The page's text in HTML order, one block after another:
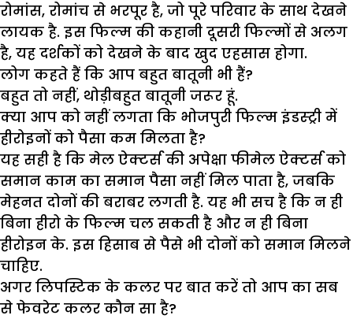
रोमांस, रोमांच से भरपूर है, जो पूरे परिवार के साथ देखने
लायक है. इस फिल्म की कहानी दूसरी फिल्मों से अलग
है, यह दर्शकों को देखने के बाद खुद एहसास होगा.
लोग कहते हैं कि आप बहुत बातूनी भी हैं?
बहुत तो नहीं, थोड़ीबहुत बातूनी जरूर हूं.
क्या आप को नहीं लगता कि भोजपुरी फिल्म इंडस्ट्री में
हीरोइनों को पैसा कम मिलता है?
यह सही है कि मेल ऐक्टर्स की अपेक्षा फीमेल ऐक्टर्स को
समान काम का समान पैसा नहीं मिल पाता है, जबकि
मेहनत दोनों की बराबर लगती है. यह भी सच है कि न ही
बिना हीरो के फिल्म चल सकती है और न ही बिना
हीरोइन के. इस हिसाब से पैसे भी दोनों को समान मिलने
चाहिए.
अगर लिपस्टिक के कलर पर बात करें तो आप का सब
से फेवरेट कलर कौन सा है?